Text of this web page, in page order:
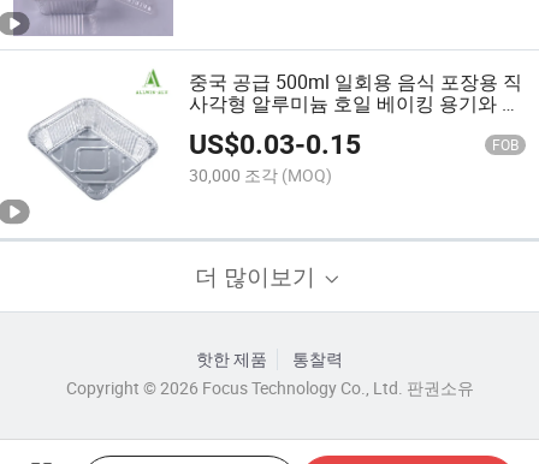
중국 공급 500ml 일회용 음식 포장용 직
사각형 알루미늄 호일 베이킹 용기와 뚜
US$0.03-0.15 FOB
30,000 조각 (MOQ)
더 많이보기
핫한 제품
통찰력
Copyright © 2026 Focus Technology Co., Ltd. 판권소유